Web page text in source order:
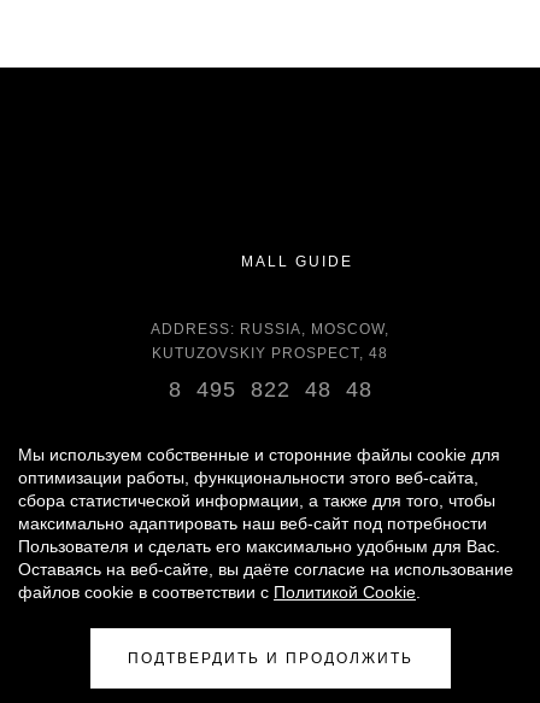
MALL GUIDE
ADDRESS: RUSSIA, MOSCOW,
KUTUZOVSKIY PROSPECT, 48
8 495 822 48 48
DAILY 11:00 - 22:00 DAILY
GROCERY STORE - AROUND THE CLOCK
2026 «VREMENA GODA»
PERSONAL DATA PROCESSING POLICY|RULES FOR VISITORS
Мы используем собственные и сторонние файлы cookie для
оптимизации работы, функциональности этого веб-сайта,
сбора статистической информации, а также для того, чтобы
максимально адаптировать наш веб-сайт под потребности
Пользователя и сделать его максимально удобным для Вас.
Оставаясь на веб-сайте, вы даёте согласие на использование
файлов cookie в соответствии с Политикой Cookie
ПОДТВЕРДИТЬ И ПРОДОЛЖИТЬ